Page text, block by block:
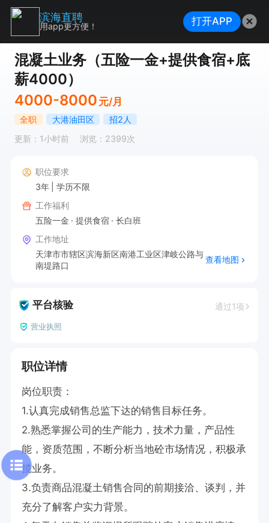
混凝土业务（五险一金+提供食宿+底
薪4000）
4000-8000 元/月
全职 大港油田区
招2人
更新：1小时前
浏览：2399次
职位要求
3年
学历不限
工作福利
五险一金
提供食宿
长白班
工作地址
天津市市辖区滨海新区南港工业区津岐公路与
南堤路口
查看地图
平台核验 通过1项
营业执照
职位详情
岗位职责：
1.认真完成销售总监下达的销售目标任务。
2.熟悉掌握公司的生产能力，技术力量，产品性
能，资质范围，不断分析当地砼市场情况，积极承
揽业务。
3.负责商品混凝土销售合同的前期接洽、谈判，并
充分了解客户实力背景。
滨海直聘
用app更方便！ 打开APP